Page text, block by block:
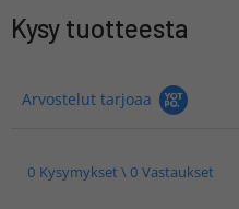
Kysy tuotteesta
Arvostelut tarjoaa
0 Kysymykset \ 0 Vastaukset